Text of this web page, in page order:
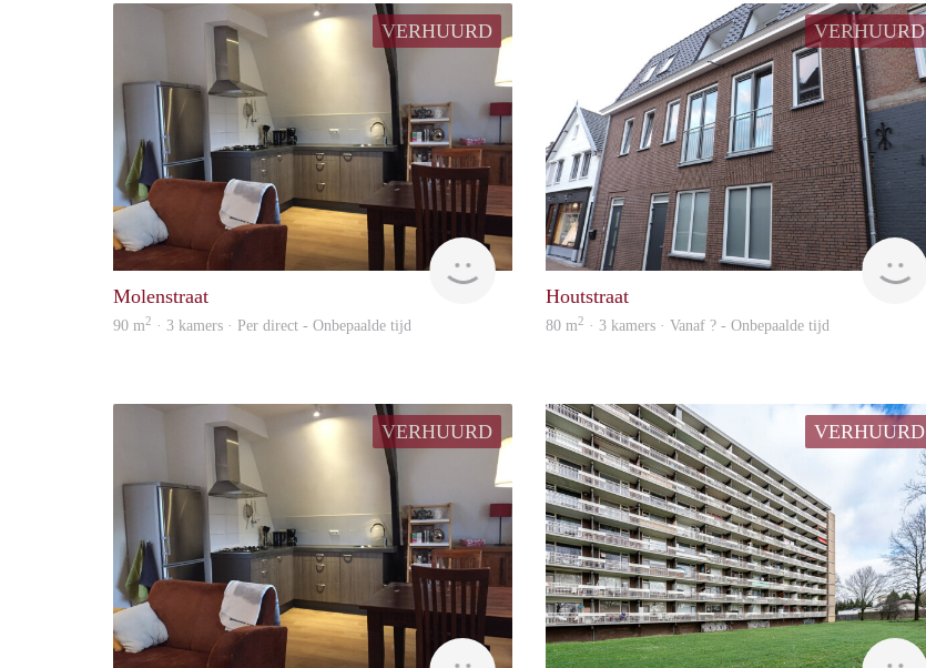
VERHUURD
Molenstraat
90 m2 · 3 kamers · Per direct - Onbepaalde tijd
VERHUURD
Houtstraat
80 m2 · 3 kamers · Vanaf ? - Onbepaalde tijd
VERHUURD VERHUURD